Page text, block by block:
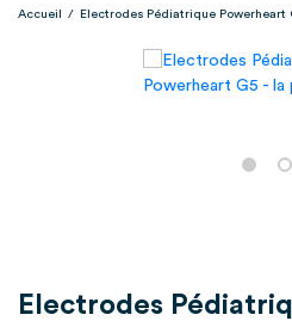
Accueil / Electrodes Pédiatrique Powerheart
Electrodes